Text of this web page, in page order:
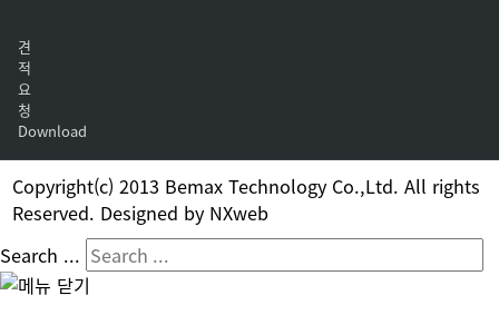
견
적
요
청
Download
Copyright(c) 2013 Bemax Technology Co.,Ltd. All rights
Reserved. Designed by NXweb
Search ...